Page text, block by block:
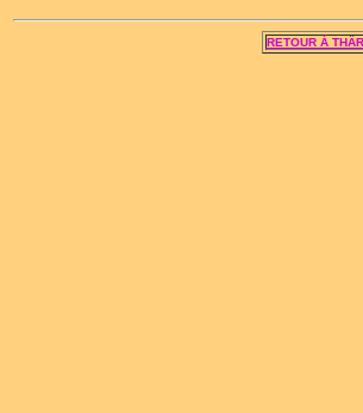
RETOUR Á